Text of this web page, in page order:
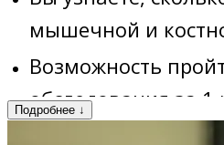
мышечной и
Возможность
обследования за
Подробнее